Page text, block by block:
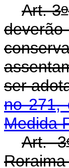
Art. 3o
ser
no 271,
Medida
Art. 3